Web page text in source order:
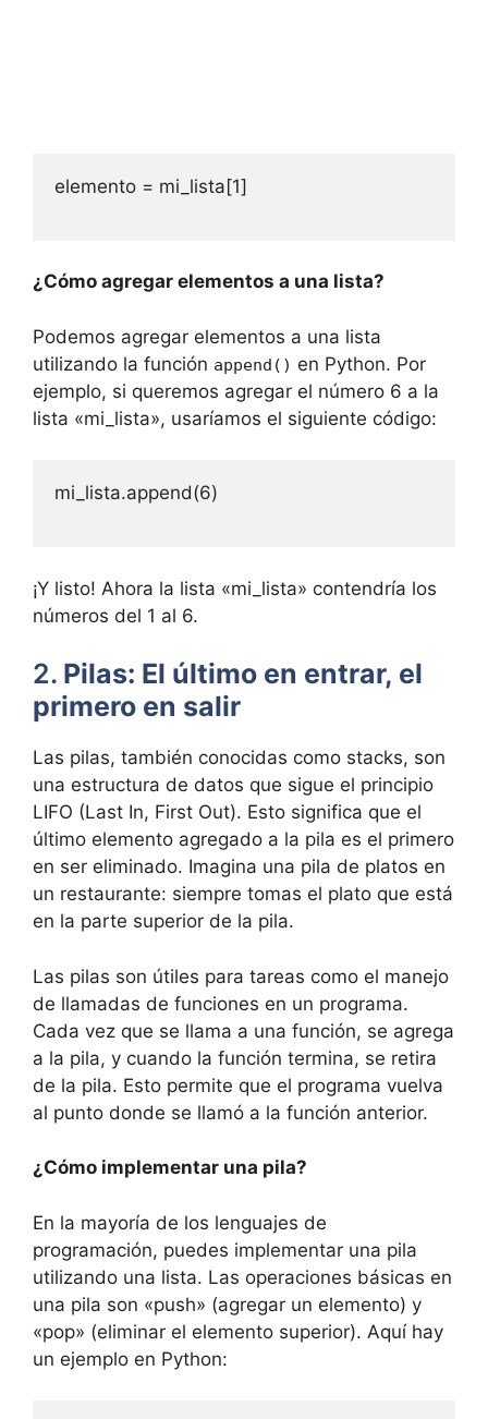
elemento = mi_lista[1]
¿Cómo agregar elementos a una lista?
Podemos agregar elementos a una lista
utilizando la función append() en Python. Por
ejemplo, si queremos agregar el número 6 a la
lista «mi_lista», usaríamos el siguiente código:
mi_lista.append(6)
¡Y listo! Ahora la lista «mi_lista» contendría los
números del 1 al 6.
2. Pilas: El último en entrar, el
primero en salir
Las pilas, también conocidas como stacks, son
una estructura de datos que sigue el principio
LIFO (Last In, First Out). Esto significa que el
último elemento agregado a la pila es el primero
en ser eliminado. Imagina una pila de platos en
un restaurante: siempre tomas el plato que está
en la parte superior de la pila.
Las pilas son útiles para tareas como el manejo
de llamadas de funciones en un programa.
Cada vez que se llama a una función, se agrega
a la pila, y cuando la función termina, se retira
de la pila. Esto permite que el programa vuelva
al punto donde se llamó a la función anterior.
¿Cómo implementar una pila?
En la mayoría de los lenguajes de
programación, puedes implementar una pila
utilizando una lista. Las operaciones básicas en
una pila son «push» (agregar un elemento) y
«pop» (eliminar el elemento superior). Aquí hay
un ejemplo en Python: